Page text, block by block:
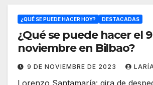
¿QUÉ SE PUEDE HACER HOY? DESTACADAS
¿Qué se puede hacer el
noviembre en Bilbao?
9 DE NOVIEMBRE DE 2023